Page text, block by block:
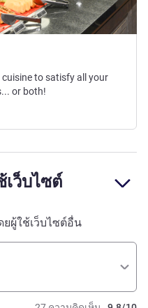
to satisfy all your
or both!
ว็บไซต์
ผู้ใช้เว็บไซต์อื่น